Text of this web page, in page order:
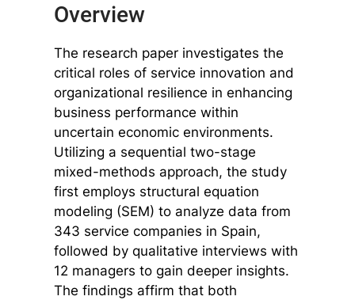
Overview
The research paper investigates the
critical roles of service innovation and
organizational resilience in enhancing
business performance within
uncertain economic environments.
Utilizing a sequential two-stage
mixed-methods approach, the study
first employs structural equation
modeling (SEM) to analyze data from
343 service companies in Spain,
followed by qualitative interviews with
12 managers to gain deeper insights.
The findings affirm that both